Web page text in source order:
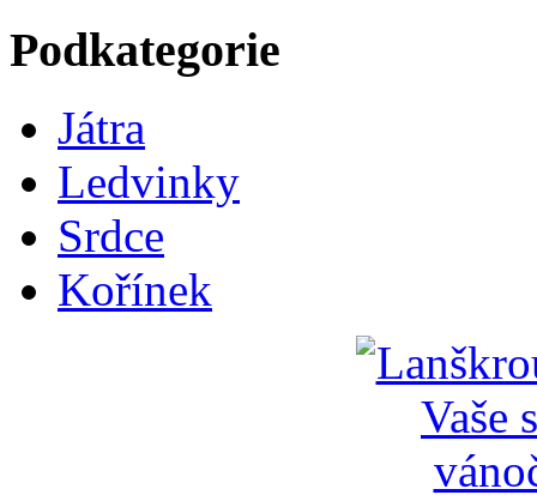
Podkategorie
Játra
Ledvinky
Srdce
Kořínek